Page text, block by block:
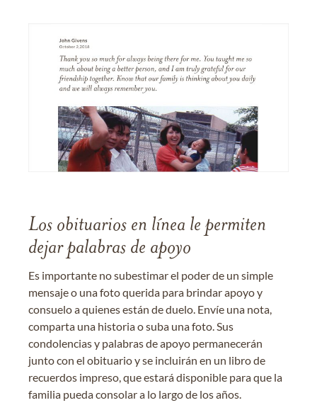
Los obituarios en línea le permiten
dejar palabras de apoyo
Es importante no subestimar el poder de un simple
mensaje o una foto querida para brindar apoyo y
consuelo a quienes están de duelo. Envíe una nota,
comparta una historia o suba una foto. Sus
condolencias y palabras de apoyo permanecerán
junto con el obituario y se incluirán en un libro de
recuerdos impreso, que estará disponible para que la
familia pueda consolar a lo largo de los años.